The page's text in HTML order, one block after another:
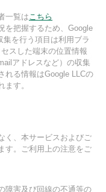
一覧はこちら
を把握するため、Google
集を行う項目は利用ブラ
スした端末の位置情報
アドレスなど）の収集
れる情報はGoogle LLCの
す。
く、本サービスおよびご
す。ご利用上の注意をご
障害及び回線の不通等の